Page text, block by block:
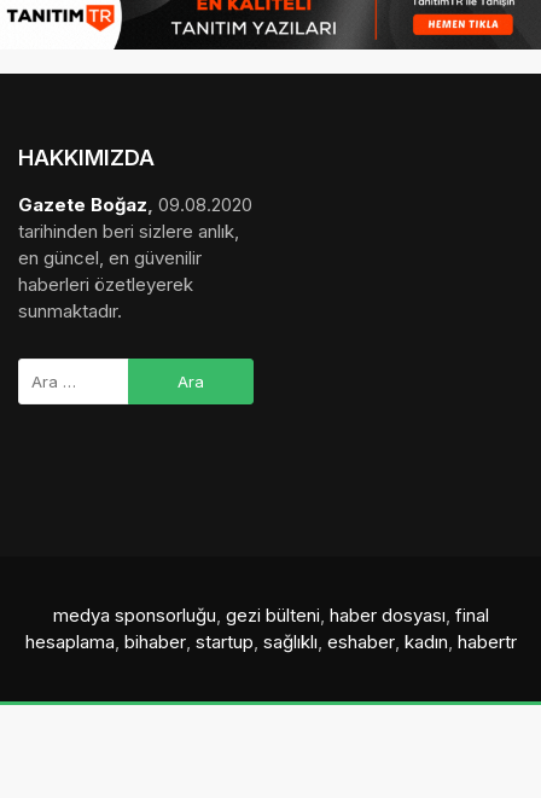
HAKKIMIZDA
Gazete Boğaz, 09.08.2020
tarihinden beri sizlere anlık,
en güncel, en güvenilir
haberleri özetleyerek
sunmaktadır.
medya sponsorluğu, gezi bülteni, haber dosyası, final
hesaplama, bihaber, startup, sağlıklı, eshaber, kadın, habertr